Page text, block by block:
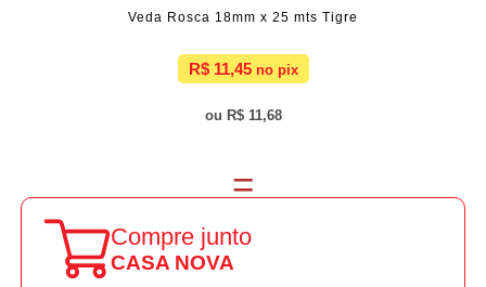
Veda Rosca 18mm x 25 mts Tigre
R$ 11,45
R$ 11,68
Compre junto
CASA NOVA